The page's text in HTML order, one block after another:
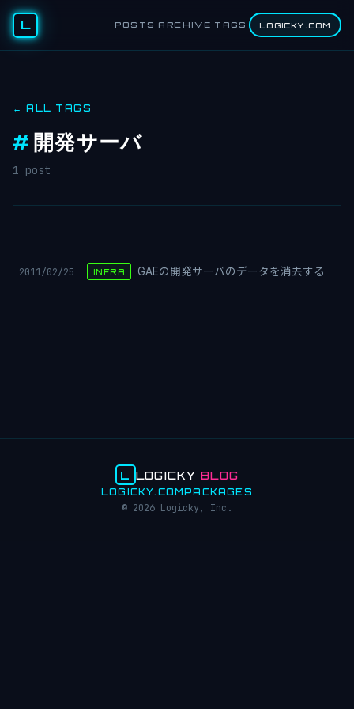
L POSTS ARCHIVE TAGS LOGICKY.COM
← ALL TAGS
# 開発サーバ
1 post
2011/02/25 INFRA GAEの開発サーバのデータを消去する
L LOGICKYBLOG
LOGICKY.COM PACKAGES
© 2026 Logicky, Inc.